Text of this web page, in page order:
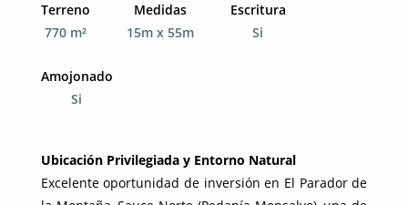
Terreno
770 m²
Medidas
15m x 55m
Escritura
Si
Amojonado
Si
Ubicación Privilegiada y Entorno Natural
Excelente oportunidad de inversión en El Parador de